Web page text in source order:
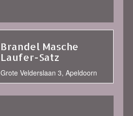
Brandel Masche
Laufer-Satz
Grote Velderslaan 3, Apeldoorn